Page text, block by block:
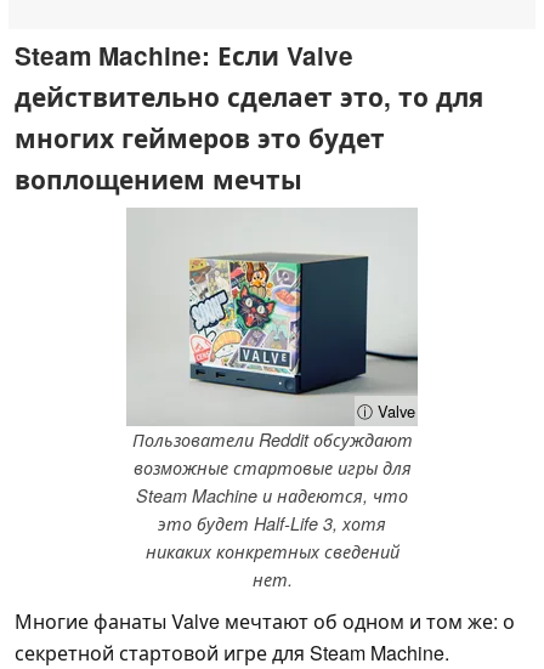
Steam Machine: Если Valve
действительно сделает это, то для
многих геймеров это будет
воплощением мечты
ⓘ Valve
Пользователи Reddit обсуждают
возможные стартовые игры для
Steam Machine и надеются, что
это будет Half-Life 3, хотя
никаких конкретных сведений
нет.
Многие фанаты Valve мечтают об одном и том же: о
секретной стартовой игре для Steam Machine.